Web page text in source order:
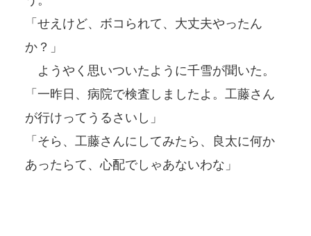
「せえけど、ボコられて、大丈夫やったん
か？」
ようやく思いついたように千雪が聞いた。
「一昨日、病院で検査しましたよ。工藤さん
が行けってうるさいし」
「そら、工藤さんにしてみたら、良太に何か
あったらて、心配でしゃあないわな」